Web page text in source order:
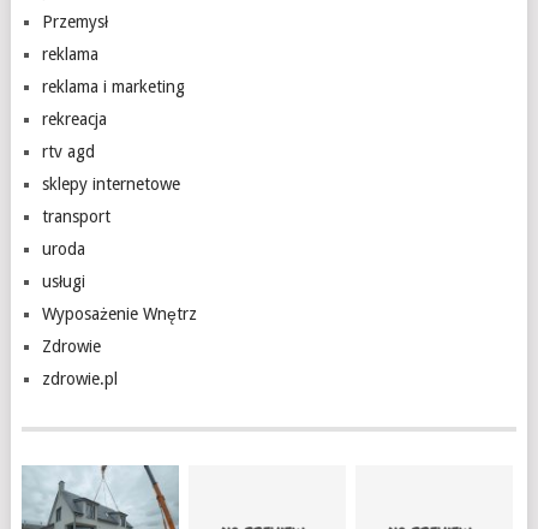
Przemysł
reklama
reklama i marketing
rekreacja
rtv agd
sklepy internetowe
transport
uroda
usługi
Wyposażenie Wnętrz
Zdrowie
zdrowie.pl